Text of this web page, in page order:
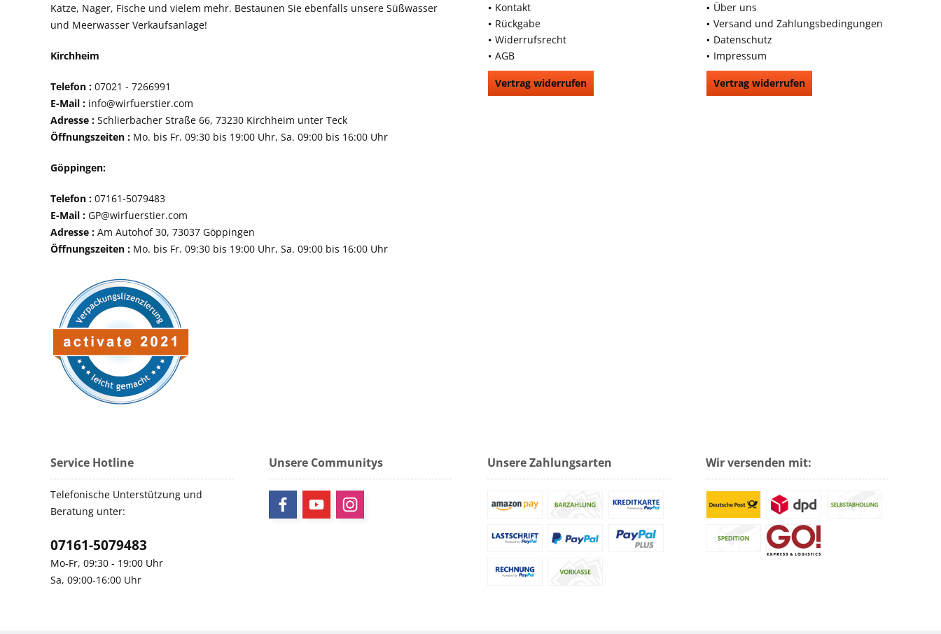
Katze, Nager, Fische und vielem mehr. Bestaunen Sie ebenfalls unsere Süßwasser
und Meerwasser Verkaufsanlage!
Kirchheim
Telefon : 07021 - 7266991
E-Mail : info@wirfuerstier.com
Adresse : Schlierbacher Straße 66, 73230 Kirchheim unter Teck
Öffnungszeiten : Mo. bis Fr. 09:30 bis 19:00 Uhr, Sa. 09:00 bis 16:00 Uhr
Göppingen:
Telefon : 07161-5079483
E-Mail : GP@wirfuerstier.com
Adresse : Am Autohof 30, 73037 Göppingen
Öffnungszeiten : Mo. bis Fr. 09:30 bis 19:00 Uhr, Sa. 09:00 bis 16:00 Uhr
Kontakt
Rückgabe
Widerrufsrecht
AGB
Vertrag widerrufen
Über uns
Versand und Zahlungsbedingungen
Datenschutz
Impressum
Vertrag widerrufen
Service Hotline
Telefonische Unterstützung und
Beratung unter:
07161-5079483
Mo-Fr, 09:30 - 19:00 Uhr
Sa, 09:00-16:00 Uhr
Unsere Communitys Unsere Zahlungsarten Wir versenden mit: